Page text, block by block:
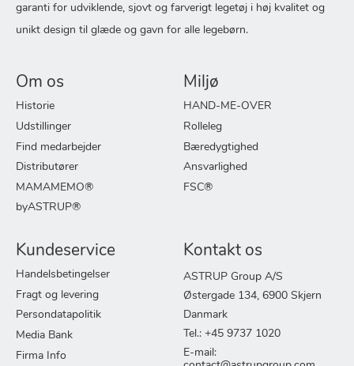
garanti for udviklende, sjovt og farverigt legetøj i høj kvalitet og
unikt design til glæde og gavn for alle legebørn.
Om os
Historie
Udstillinger
Find medarbejder
Distributører
MAMAMEMO®
byASTRUP®
Miljø
HAND-ME-OVER
Rolleleg
Bæredygtighed
Ansvarlighed
FSC®
Kundeservice
Handelsbetingelser
Fragt og levering
Persondatapolitik
Media Bank
Firma Info
Kontakt os
ASTRUP Group A/S
Østergade 134, 6900 Skjern
Danmark
Tel.: +45 9737 1020
E-mail: